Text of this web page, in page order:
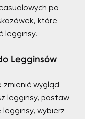
po
które
legginsy.
Legginsów
zmienić wygląd
legginsy, postaw
legginsy, wybierz